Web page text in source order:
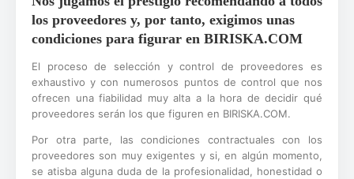
los proveedores y, por tanto, exigimos unas
condiciones para figurar en BIRISKA.COM
El proceso de selección y control de proveedores es
exhaustivo y con numerosos puntos de control que nos
ofrecen una fiabilidad muy alta a la hora de decidir qué
proveedores serán los que figuren en BIRISKA.COM.
Por otra parte, las condiciones contractuales con los
proveedores son muy exigentes y si, en algún momento,
se atisba alguna duda de la profesionalidad, honestidad o